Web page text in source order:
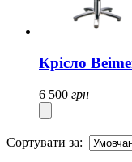
Крісло
6 500 грн
Сортувати за: